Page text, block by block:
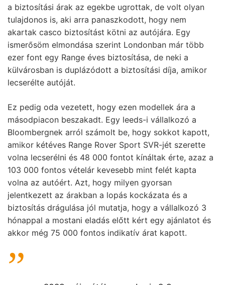
a biztosítási árak az egekbe ugrottak, de volt olyan
tulajdonos is, aki arra panaszkodott, hogy nem
akartak casco biztosítást kötni az autójára. Egy
ismerősöm elmondása szerint Londonban már több
ezer font egy Range éves biztosítása, de neki a
külvárosban is duplázódott a biztosítási díja, amikor
lecserélte autóját.
Ez pedig oda vezetett, hogy ezen modellek ára a
másodpiacon beszakadt. Egy leeds-i vállalkozó a
Bloombergnek arról számolt be, hogy sokkot kapott,
amikor kétéves Range Rover Sport SVR-jét szerette
volna lecserélni és 48 000 fontot kínáltak érte, azaz a
103 000 fontos vételár kevesebb mint felét kapta
volna az autóért. Azt, hogy milyen gyorsan
jelentkezett az árakban a lopás kockázata és a
biztosítás drágulása jól mutatja, hogy a vállalkozó 3
hónappal a mostani eladás előtt kért egy ajánlatot és
akkor még 75 000 fontos indikatív árat kapott.